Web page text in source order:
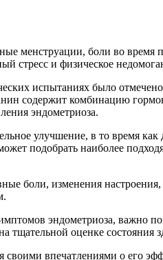
менструации, боли во время
стресс и физическое
испытаниях было
содержит комбинацию
эндометриоза.
улучшение, в то время
подобрать наиболее
боли, изменения настроения,
эндометриоза, важно
оценке состояния
впечатлениями о его